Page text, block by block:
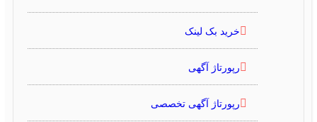
خرید بک لینک
رپورتاژ آگهی
رپورتاژ آگهی تخصصی